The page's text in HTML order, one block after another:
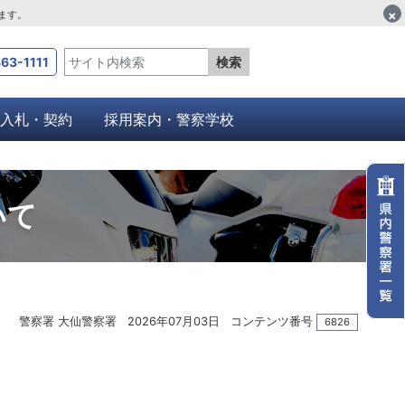
1111 検索
。 ×
入札・契約 採用案内・警察学校
警察署 大仙警察署 2026年07月03日 コンテンツ番号 6826